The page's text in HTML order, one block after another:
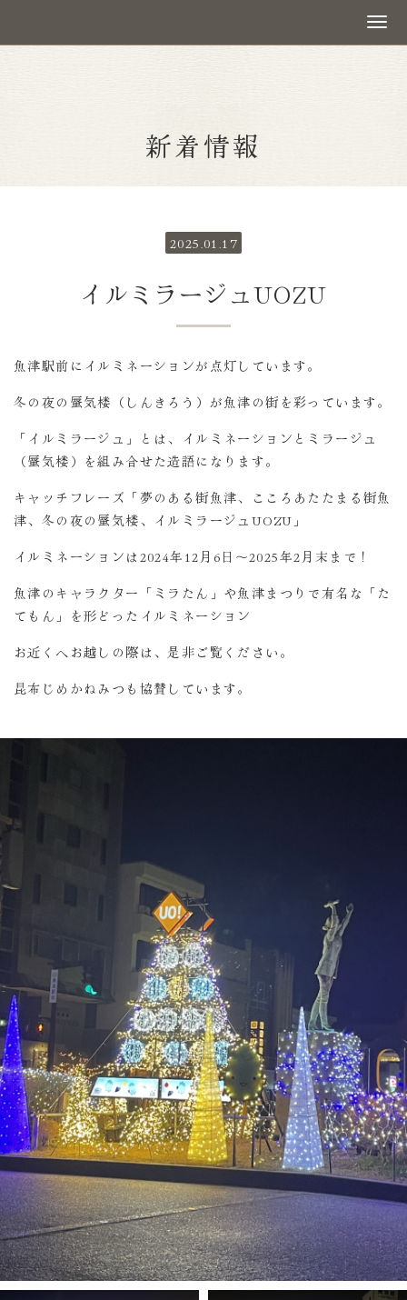
新着情報
2025.01.17
イルミラージュUOZU
魚津駅前にイルミネーションが点灯しています。
冬の夜の蜃気楼（しんきろう）が魚津の街を彩っています。
「イルミラージュ」とは、イルミネーションとミラージュ
（蜃気楼）を組み合せた造語になります。
キャッチフレーズ「夢のある街魚津、こころあたたまる街魚
津、冬の夜の蜃気楼、イルミラージュUOZU」
イルミネーションは2024年12月6日～2025年2月末まで！
魚津のキャラクター「ミラたん」や魚津まつりで有名な「た
てもん」を形どったイルミネーション
お近くへお越しの際は、是非ご覧ください。
昆布じめかねみつも協賛しています。